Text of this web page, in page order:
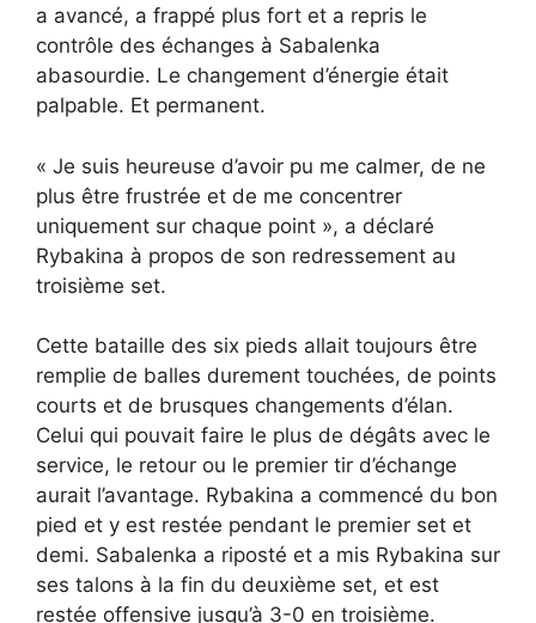
a avancé, a frappé plus fort et a repris le
contrôle des échanges à Sabalenka
abasourdie. Le changement d’énergie était
palpable. Et permanent.
« Je suis heureuse d’avoir pu me calmer, de ne
plus être frustrée et de me concentrer
uniquement sur chaque point », a déclaré
Rybakina à propos de son redressement au
troisième set.
Cette bataille des six pieds allait toujours être
remplie de balles durement touchées, de points
courts et de brusques changements d’élan.
Celui qui pouvait faire le plus de dégâts avec le
service, le retour ou le premier tir d’échange
aurait l’avantage. Rybakina a commencé du bon
pied et y est restée pendant le premier set et
demi. Sabalenka a riposté et a mis Rybakina sur
ses talons à la fin du deuxième set, et est
restée offensive jusqu’à 3-0 en troisième.